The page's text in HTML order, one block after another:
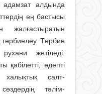
алдында
ең бастысы
жалғастыратын
Тәрбие
жетіледі.
қабілетті, әдепті
салт-
тәлім-